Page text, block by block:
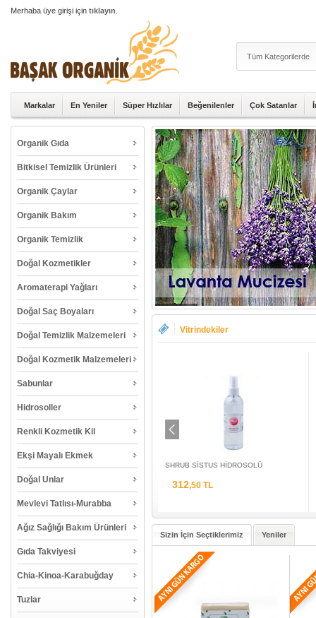
Merhaba üye girişi için tıklayın
Markalar En Yeniler Süper Hızlılar Beğenilenler Çok Satanlar
Organik Gıda
Bitkisel Temizlik Ürünleri
Organik Çaylar
Organik Bakım
Organik Temizlik
Doğal Kozmetikler
Aromaterapi Yağları
Doğal Saç Boyaları
Doğal Temizlik Malzemeleri
Doğal Kozmetik Malzemeleri
Sabunlar
Hidrosoller
Renkli Kozmetik Kil
Ekşi Mayalı Ekmek
Doğal Unlar
Mevlevi Tatlısı-Murabba
Ağız Sağlığı Bakım Ürünleri
Gıda Takviyesi
Chia-Kinoa-Karabuğday
Tuzlar
Vitrindekiler
101,69 TL
SHRUB SİSTUS HİDROSOLÜ
312,50 TL
Sizin İçin Seçtiklerimiz Yeniler